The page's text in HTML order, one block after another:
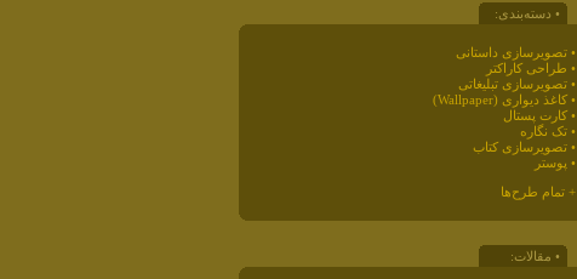
• دسته‌بندی:
• تصویرسازی داستانی
• طراحی کاراکتر
• تصویرسازی تبلیغاتی
• کاغذ دیواری (Wallpaper)
• کارت پستال
• تک نگاره
• تصویرسازی کتاب
• پوستر
+ تمام طرح‌ها
• مقالات: